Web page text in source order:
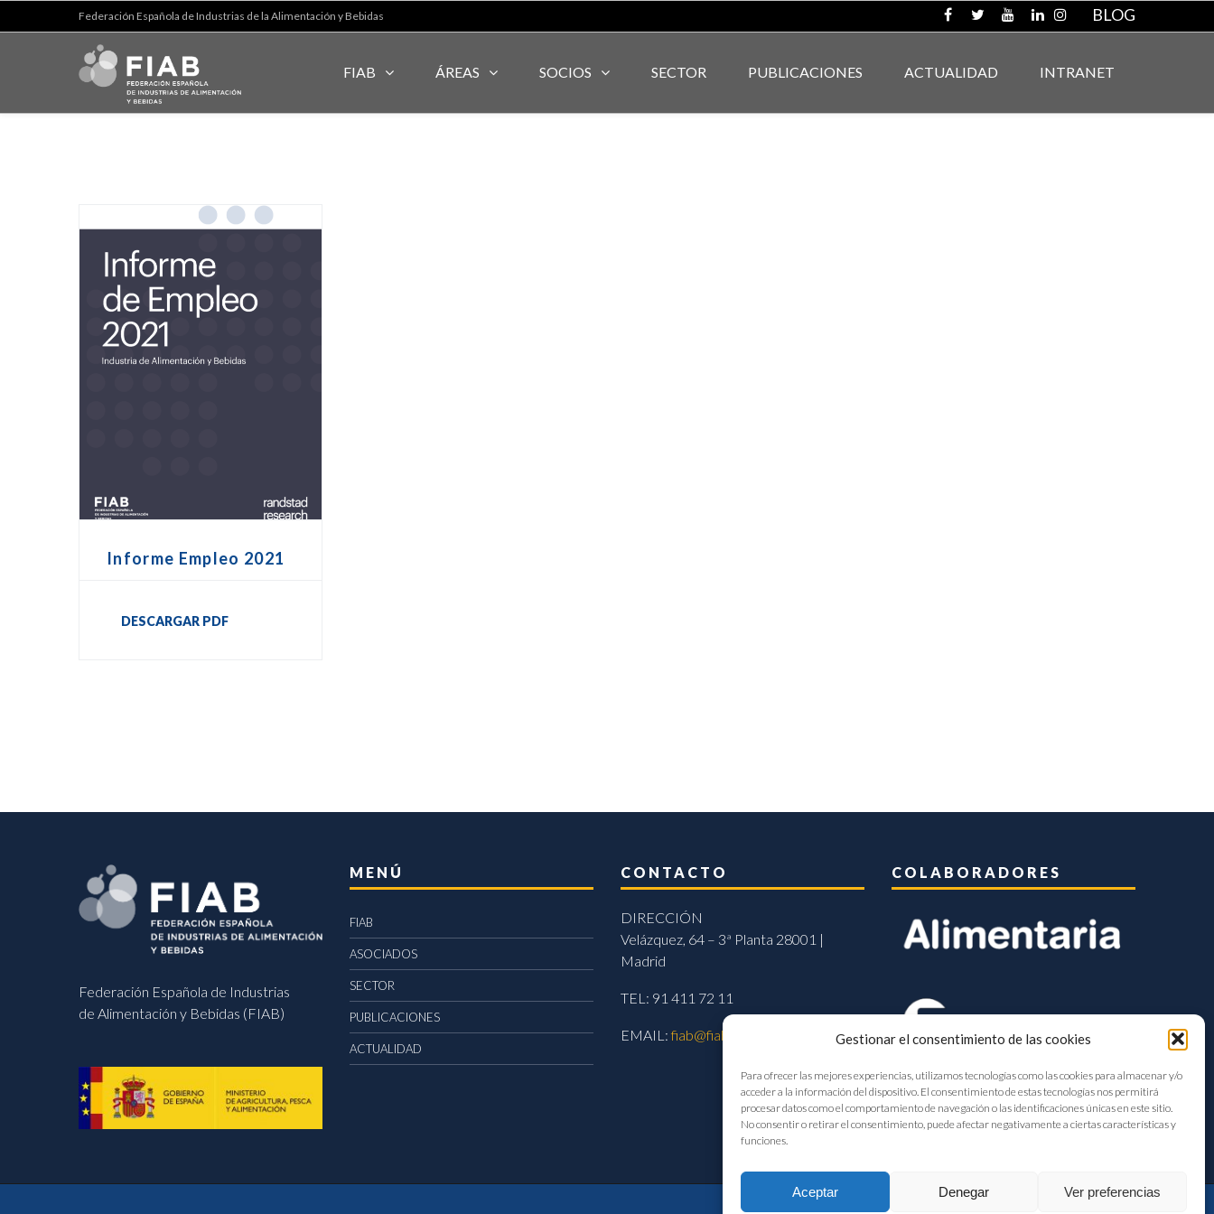
Gestionar el consentimiento de las cookies
Para ofrecer las mejores experiencias, utilizamos tecnologías como las cookies para almacenar y/o
acceder a la información del dispositivo. El consentimiento de estas tecnologías nos permitirá
procesar datos como el comportamiento de navegación o las identificaciones únicas en este sitio.
No consentir o retirar el consentimiento, puede afectar negativamente a ciertas características y
funciones.
Aceptar Denegar Ver preferencias
Federación Española de Industrias de la Alimentación y Bebidas BLOG
FIAB ÁREAS SOCIOS SECTOR PUBLICACIONES ACTUALIDAD INTRANET
Informe Empleo 2021
DESCARGAR PDF
Federación Española de Industrias
de Alimentación y Bebidas (FIAB)
MENÚ
FIAB
ASOCIADOS
SECTOR
PUBLICACIONES
ACTUALIDAD
CONTACTO
DIRECCIÓN
Velázquez, 64 – 3ª Planta 28001 |
Madrid
TEL: 91 411 72 11
EMAIL:fiab@fiab.es
COLABORADORES